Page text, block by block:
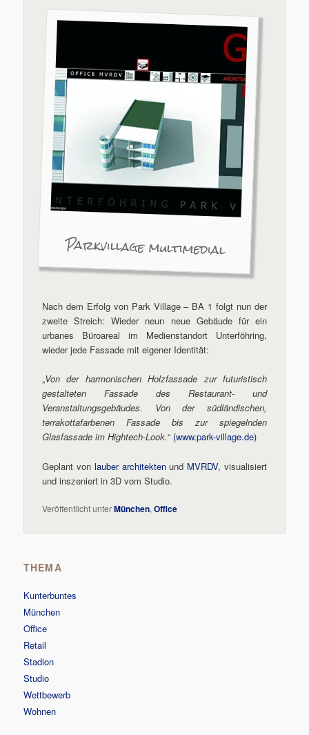
Parkvillage multimedial
Nach dem Erfolg von Park Village – BA 1 folgt nun der
zweite Streich: Wieder neun neue Gebäude für ein
urbanes Büroareal im Medienstandort Unterföhring,
wieder jede Fassade mit eigener Identität:
„Von der harmonischen Holzfassade zur futuristisch
gestalteten Fassade des Restaurant- und
Veranstaltungsgebäudes. Von der südländischen,
terrakottafarbenen Fassade bis zur spiegelnden
Glasfassade im Hightech-Look.“ (www.park-village.de)
Geplant von lauber architektenund MVRDV, visualisiert
und inszeniert in 3D vom Studio.
Veröffentlicht unterMünchen,Office
THEMA
Kunterbuntes
München
Office
Retail
Stadion
Studio
Wettbewerb
Wohnen